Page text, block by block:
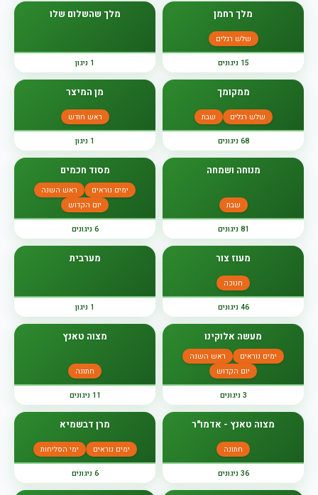
מלך רחמן
שלש רגלים
15 ניגונים
מלך שהשלום שלו
1 ניגון
ממקומך
שלש רגלים שבת
68 ניגונים
מן המיצר
ראש חודש
1 ניגון
מנוחה ושמחה
שבת
81 ניגונים
מסוד חכמים
ימים נוראים
ראש השנה
יום הקדוש
6 ניגונים
מעוז צור
חנוכה
46 ניגונים
מערבית
1 ניגון
מעשה אלוקינו
ימים נוראים
ראש השנה
יום הקדוש
3 ניגונים
מצוה טאנץ
חתונה
11 ניגונים
מצוה טאנץ - אדמו"ר
חתונה
36 ניגונים
מרן דבשמיא
ימים נוראים ימי הסליחות
6 ניגונים